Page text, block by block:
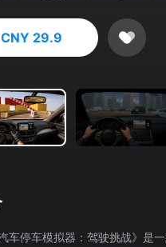
CNY 29.9
汽车停车模拟器：驾驶挑战》是